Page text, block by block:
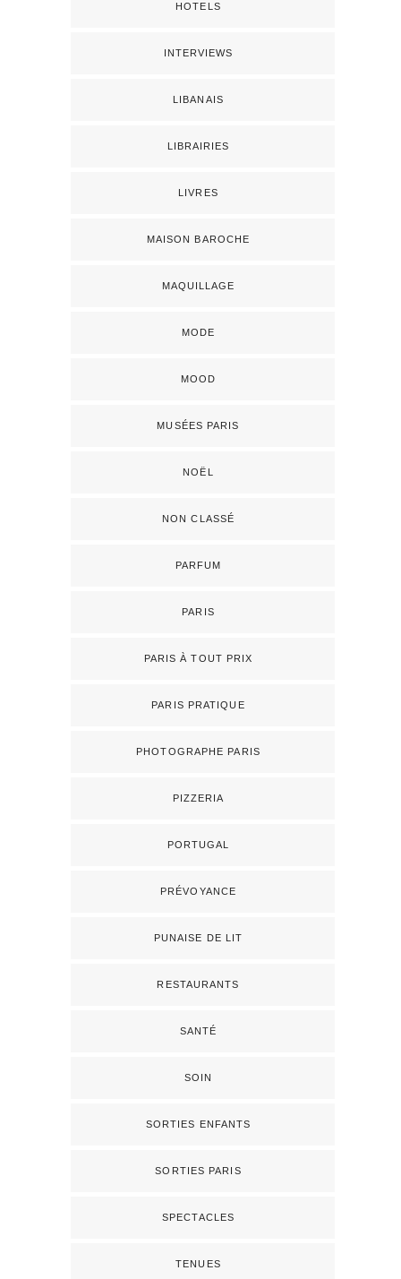
HOTELS
INTERVIEWS
LIBANAIS
LIBRAIRIES
LIVRES
MAISON BAROCHE
MAQUILLAGE
MODE
MOOD
MUSÉES PARIS
NOËL
NON CLASSÉ
PARFUM
PARIS
PARIS À TOUT PRIX
PARIS PRATIQUE
PHOTOGRAPHE PARIS
PIZZERIA
PORTUGAL
PRÉVOYANCE
PUNAISE DE LIT
RESTAURANTS
SANTÉ
SOIN
SORTIES ENFANTS
SORTIES PARIS
SPECTACLES
TENUES